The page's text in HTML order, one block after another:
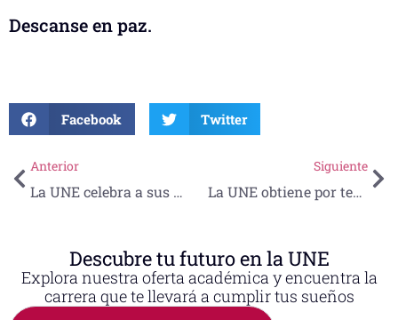
Descanse en paz.
Facebook Twitter
Anterior
La UNE celebra a sus maestros
Siguiente
La UNE obtiene por tercera ocasión el distintivo ESR
Descubre tu futuro en la UNE
Explora nuestra oferta académica y encuentra la
carrera que te llevará a cumplir tus sueños